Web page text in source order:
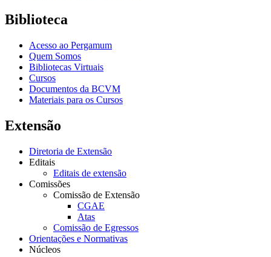
Biblioteca
Acesso ao Pergamum
Quem Somos
Bibliotecas Virtuais
Cursos
Documentos da BCVM
Materiais para os Cursos
Extensão
Diretoria de Extensão
Editais
Editais de extensão
Comissões
Comissão de Extensão
CGAE
Atas
Comissão de Egressos
Orientações e Normativas
Núcleos